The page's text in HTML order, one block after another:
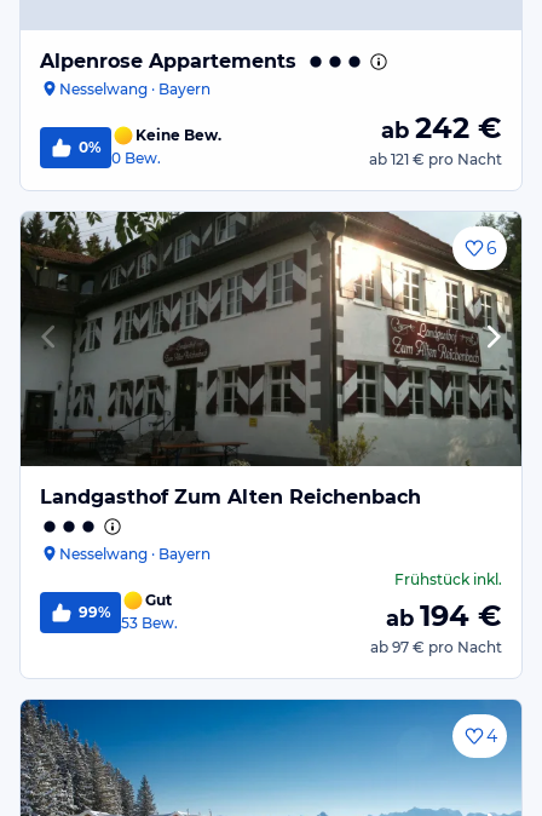
Alpenrose Appartements
Nesselwang · Bayern
0%
Keine Bew.
0 Bew.
ab 242 €
ab 121 € pro Nacht
6
Landgasthof Zum Alten Reichenbach
Nesselwang · Bayern
99%
Gut
53 Bew.
Frühstückinkl.
ab 194 €
ab 97 € pro Nacht
4